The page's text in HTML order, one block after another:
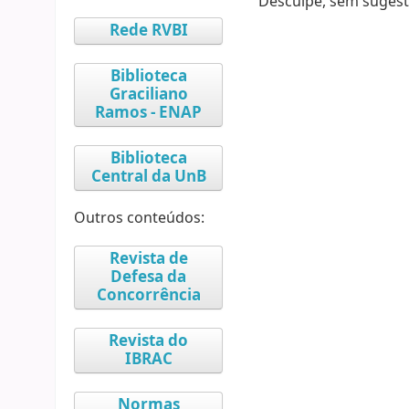
Rede RVBI
Biblioteca
Graciliano
Ramos - ENAP
Biblioteca
Central da UnB
Outros conteúdos:
Revista de
Defesa da
Concorrência
Revista do
IBRAC